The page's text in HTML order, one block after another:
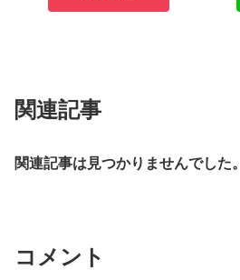
関連記事
関連記事は見つかりませんでした。
コメント